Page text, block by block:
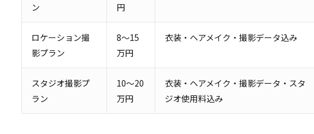
ン
円
ロケーション撮
影プラン
8～15
万円
衣装・ヘアメイク・撮影データ込み
スタジオ撮影プ
ラン
10～20
万円
衣装・ヘアメイク・撮影データ・スタ
ジオ使用料込み